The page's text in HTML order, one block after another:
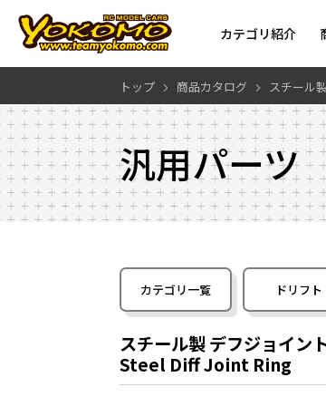
カテゴリ紹介
トップ 商品カタログ スチール
汎用パーツ
カテゴリ一覧 ドリフト
スチール製 デフジョイン
Steel Diff Joint Ring